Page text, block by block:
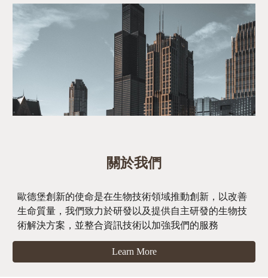
關於我們
歐德堡創新的使命是在生物技術領域推動創新，以改善
生命質量，我們致力於研發以及提供自主研發的生物技
術解決方案，並整合資訊技術以加強我們的服務
Learn More